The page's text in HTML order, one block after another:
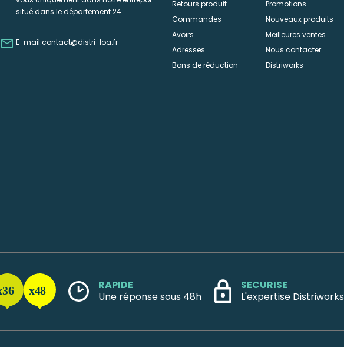
Promotions
Nouveaux produits
Meilleures ventes
Nous contacter
Distriworks
Retours produit
Commandes
Avoirs
Adresses
Bons de réduction
situé dans le département 24.
 E-mail:contact@distri-loa.fr
RAPIDE
Une réponse sous 48h
SECURISE
L'expertise Distriworks